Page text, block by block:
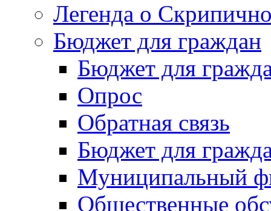
Легенда о
Бюджет для граждан
Бюджет для
Опрос
Обратная связь
Бюджет для
Муниципальный
Общественные